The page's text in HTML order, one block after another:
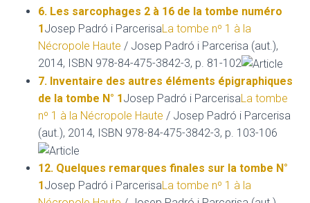
6. Les sarcophages 2 à 16 de la tombe numéro
1Josep Padró i ParcerisaLa tombe nº 1 à la
Nécropole Haute / Josep Padró i Parcerisa (aut.),
2014, ISBN 978-84-475-3842-3, p. 81-102
7. Inventaire des autres éléments épigraphiques
de la tombe N° 1Josep Padró i ParcerisaLa tombe
nº 1 à la Nécropole Haute / Josep Padró i Parcerisa
(aut.), 2014, ISBN 978-84-475-3842-3, p. 103-106
12. Quelques remarques finales sur la tombe N°
1 Josep Padró i ParcerisaLa tombe nº 1 à la